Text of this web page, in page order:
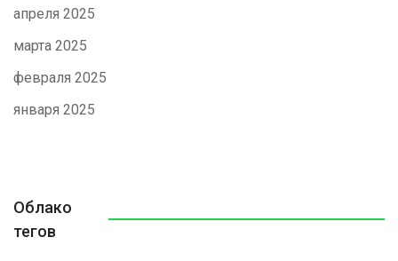
апреля 2025
марта 2025
февраля 2025
января 2025
Облако
тегов